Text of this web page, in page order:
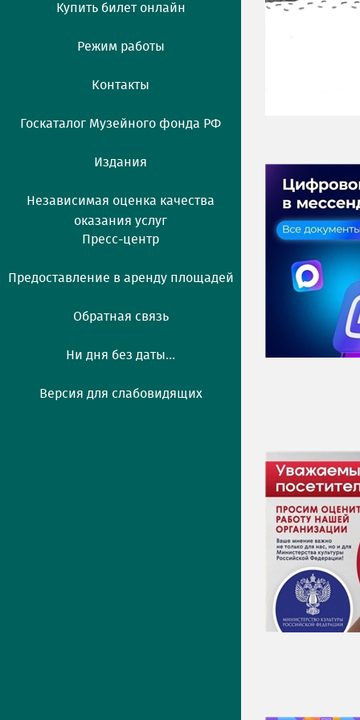
Купить билет онлайн
Режим работы
Контакты
Госкаталог Музейного фонда РФ
Издания
Независимая оценка качества
оказания услуг
Пресс-центр
Предоставление в аренду площадей
Обратная связь
Ни дня без даты...
Версия для слабовидящих